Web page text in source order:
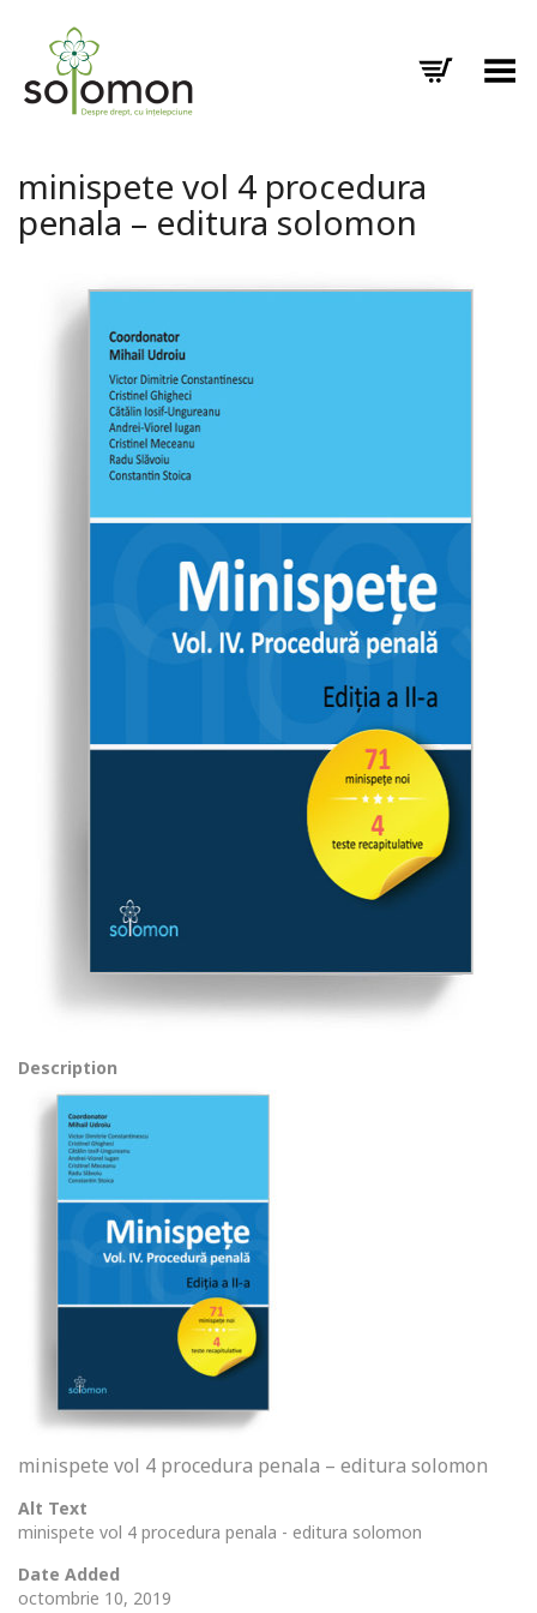
Toggle Menu
minispete vol 4 procedura
penala – editura solomon
Description
minispete vol 4 procedura penala – editura solomon
Alt Text
minispete vol 4 procedura penala - editura solomon
Date Added
octombrie 10, 2019